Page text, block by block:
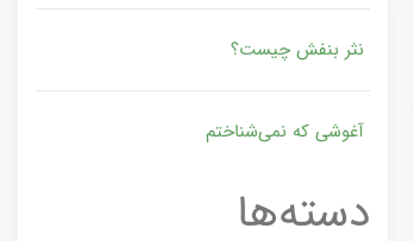
نثر بنفش چیست؟
آغوشی که نمی‌شناختم
دسته‌ها